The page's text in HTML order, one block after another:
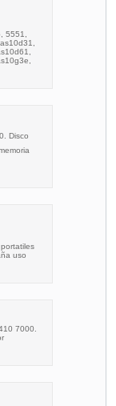
5551,
Disco
uso
7000.